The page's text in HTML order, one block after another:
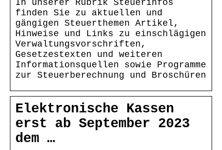
In unserer Rubrik Steuerinfos
finden Sie zu aktuellen und
gängigen Steuerthemen Artikel,
Hinweise und Links zu einschlägigen
Verwaltungsvorschriften,
Gesetzestexten und weiteren
Informationsquellen sowie Programme
zur Steuerberechnung und Broschüren
Elektronische Kassen
erst ab September 2023
dem …